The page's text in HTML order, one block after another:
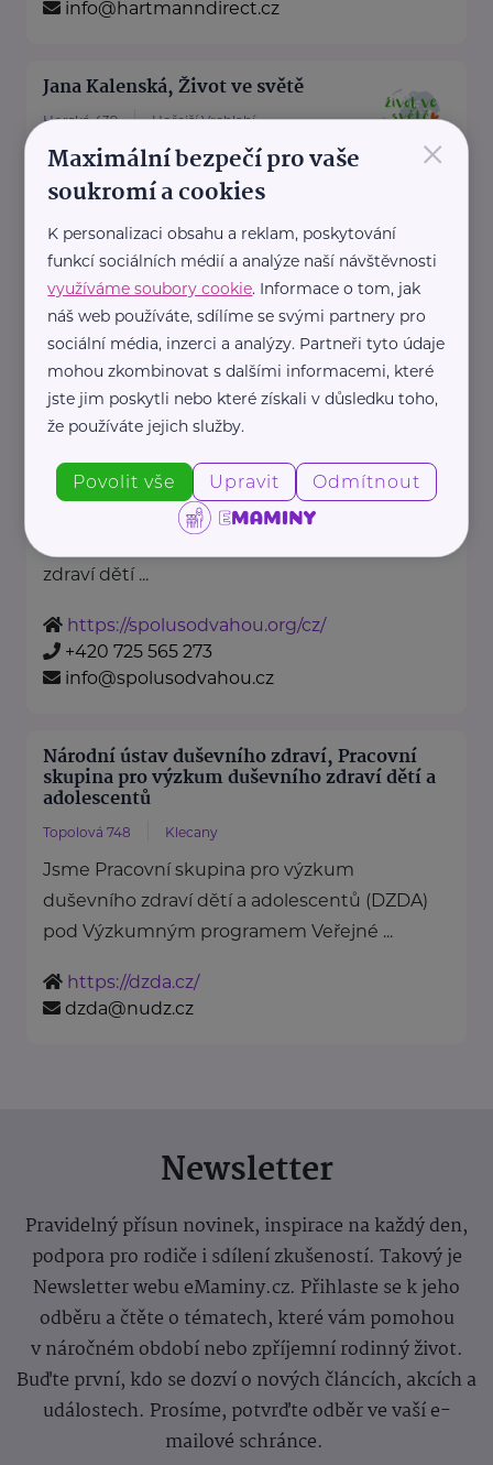
info@hartmanndirect.cz
Jana Kalenská, Život ve světě
Horská 439 Hořejší Vrchlabí
“S angličtinou životem bez limitů”
Jmenuji se Jana a jsem celým
svým srdcem máma dvou ...
https://www.zivotvesvete.cz/
+420 605 249 850
jana@zivotvesvete.cz
Nadační fond Spolu s odvahou
Nadační fond Spolu s odvahou
je nezisková organizace, jejímž
zdraví dětí ...
https://spolusodvahou.org/cz/
+420 725 565 273
info@spolusodvahou.cz
Národní ústav duševního zdraví, Pracovní
skupina pro výzkum duševního zdraví dětí a
adolescentů
Topolová 748 Klecany
Jsme Pracovní skupina pro výzkum
duševního zdraví dětí a adolescentů (DZDA)
pod Výzkumným programem Veřejné ...
https://dzda.cz/
dzda@nudz.cz
Newsletter
Pravidelný přísun novinek, inspirace na každý den,
podpora pro rodiče i sdílení zkušeností. Takový je
Newsletter webu eMaminy.cz. Přihlaste se k jeho
odběru a čtěte o tématech, které vám pomohou
v náročném období nebo zpříjemní rodinný život.
Buďte první, kdo se dozví o nových článcích, akcích a
událostech. Prosíme, potvrďte odběr ve vaší e-
mailové schránce.
×
Maximální bezpečí pro vaše
soukromí a cookies
K personalizaci obsahu a reklam, poskytování
funkcí sociálních médií a analýze naší návštěvnosti
využíváme soubory cookie. Informace o tom, jak
náš web používáte, sdílíme se svými partnery pro
sociální média, inzerci a analýzy. Partneři tyto údaje
mohou zkombinovat s dalšími informacemi, které
jste jim poskytli nebo které získali v důsledku toho,
že používáte jejich služby.
Povolit vše Upravit Odmítnout